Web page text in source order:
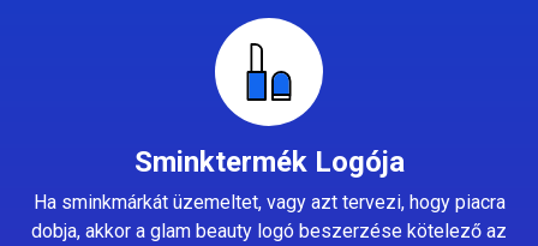
Sminktermék Logója
Ha sminkmárkát üzemeltet, vagy azt tervezi, hogy piacra
dobja, akkor a glam beauty logó beszerzése kötelező az